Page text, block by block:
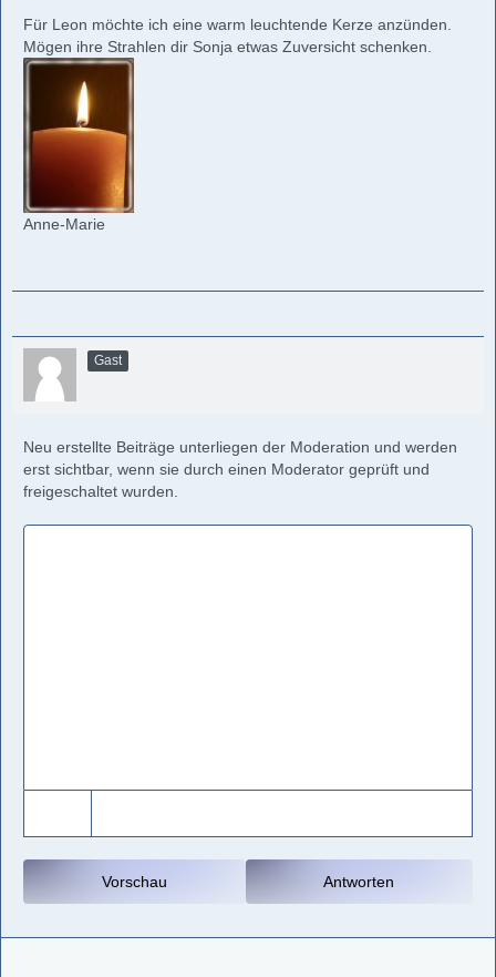
Für Leon möchte ich eine warm leuchtende Kerze anzünden.
Mögen ihre Strahlen dir Sonja etwas Zuversicht schenken.
Anne-Marie
Gast
Neu erstellte Beiträge unterliegen der Moderation und werden
erst sichtbar, wenn sie durch einen Moderator geprüft und
freigeschaltet wurden.
Antworten
Vorschau